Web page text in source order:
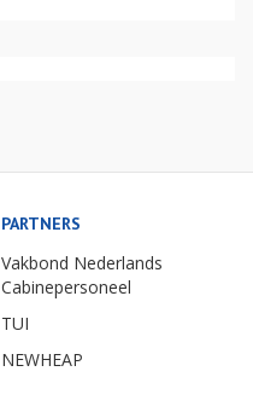
PARTNERS
Vakbond Nederlands
Cabinepersoneel
TUI
NEWHEAP